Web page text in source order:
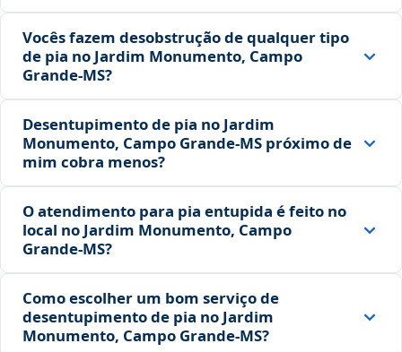
Vocês fazem desobstrução de qualquer tipo
de pia no Jardim Monumento, Campo
Grande‑MS?
Desentupimento de pia no Jardim
Monumento, Campo Grande‑MS próximo de
mim cobra menos?
O atendimento para pia entupida é feito no
local no Jardim Monumento, Campo
Grande‑MS?
Como escolher um bom serviço de
desentupimento de pia no Jardim
Monumento, Campo Grande‑MS?